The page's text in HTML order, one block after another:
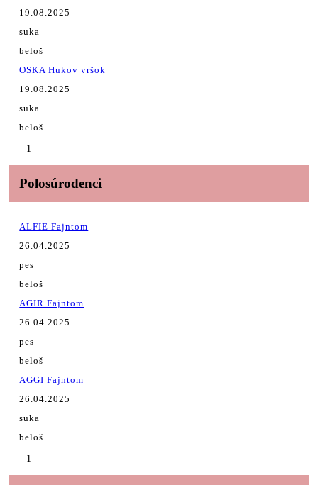
19.08.2025
suka
beloš
OSKA Hukov vršok
19.08.2025
suka
beloš
1
Polosúrodenci
ALFIE Fajntom
26.04.2025
pes
beloš
AGIR Fajntom
26.04.2025
pes
beloš
AGGI Fajntom
26.04.2025
suka
beloš
1